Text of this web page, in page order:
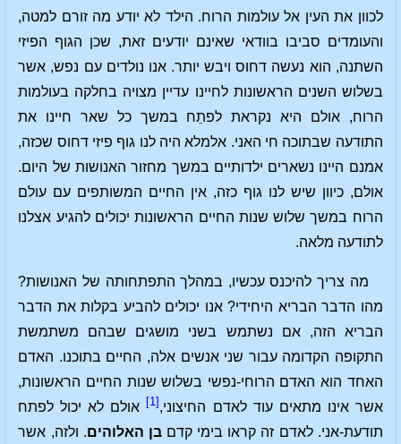
לכוון את העין אל עולמות הרוח. הילד לא יודע מה זורם למטה,
והעומדים סביבו בוודאי שאינם יודעים זאת, שכן הגוף הפיזי
השתנה, הוא נעשה דחוס ויבש יותר. אנו נולדים עם נפש, אשר
בשלוש השנים הראשונות לחיינו עדיין מצויה בחלקה בעולמות
הרוח, אולם היא נקראת לפתֵח במשך כל שאר חיינו את
התודעה שבתוכה חי האני. אלמלא היה לנו גוף פיזי דחוס שכזה,
אמנם היינו נשארים ילדותיים במשך מחזור האנושות של היום.
אולם, כיוון שיש לנו גוף כזה, אין החיים המשותפים עם עולם
הרוח במשך שלוש שנות החיים הראשונות יכולים להגיע אצלנו
לתודעה מלאה.
מה צריך להיכנס עכשיו, במהלך התפתחותה של האנושות?
מהו הדבר הבריא היחידי? אנו יכולים להביע בקלות את הדבר
הבריא הזה, אם נשתמש בשני מושגים שבהם משתמשת
התקופה הקדומה עבור שני אנשים אלה, החיים בתוכנו. האדם
האחד הוא האדם הרוחי-נפשי בשלוש שנות החיים הראשונות,
אשר אינו מתאים עוד לאדם החיצוני, [1]
אולם לא יכול לפתח
תודעת-אני. לאדם זה קראו בימי קדםבן האלוהים. ולזה, אשר